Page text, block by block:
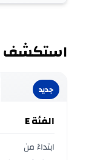
استكشف
جديد
الفئة E
ابتداءً من